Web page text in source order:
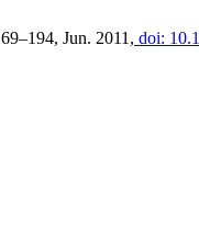
Jun. 2011, doi: